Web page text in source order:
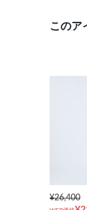
このア
¥26,400